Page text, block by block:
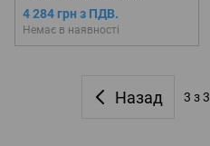
4 284 грн з ПДВ.
Немає в наявності
Назад 3 з 3